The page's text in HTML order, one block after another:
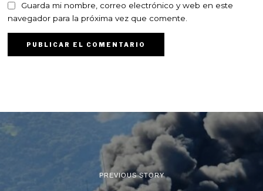
Guarda mi nombre, correo electrónico y web en este
navegador para la próxima vez que comente.
PREVIOUS STORY